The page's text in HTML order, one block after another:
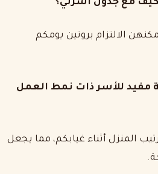
الالتزام بروتين يومكم
مفيد للأسر ذات نمط العمل
المنزل أثناء غيابكم، مما يجعل